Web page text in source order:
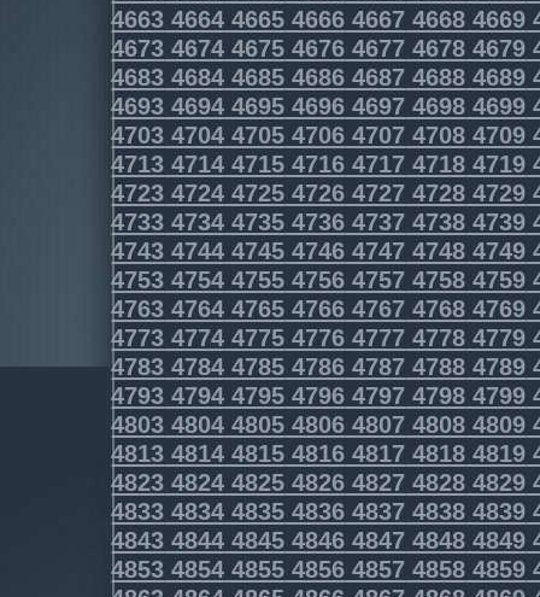
4663 4664 4665 4666 4667 4668 4669
4673 4674 4675 4676 4677 4678 4679
4683 4684 4685 4686 4687 4688 4689
4693 4694 4695 4696 4697 4698 4699
4703 4704 4705 4706 4707 4708 4709
4713 4714 4715 4716 4717 4718 4719
4723 4724 4725 4726 4727 4728 4729
4733 4734 4735 4736 4737 4738 4739
4743 4744 4745 4746 4747 4748 4749
4753 4754 4755 4756 4757 4758 4759
4763 4764 4765 4766 4767 4768 4769
4773 4774 4775 4776 4777 4778 4779
4783 4784 4785 4786 4787 4788 4789
4793 4794 4795 4796 4797 4798 4799
4803 4804 4805 4806 4807 4808 4809
4813 4814 4815 4816 4817 4818 4819
4823 4824 4825 4826 4827 4828 4829
4833 4834 4835 4836 4837 4838 4839
4843 4844 4845 4846 4847 4848 4849
4853 4854 4855 4856 4857 4858 4859